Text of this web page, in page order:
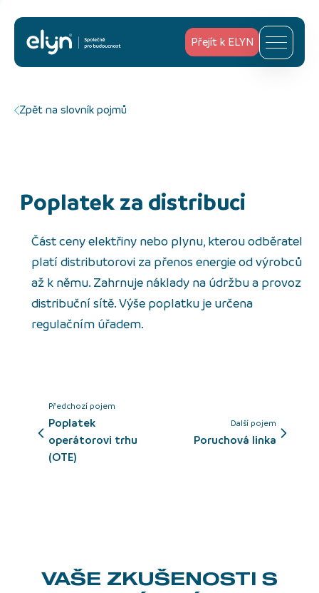
Přejít k ELYN
Zpět na slovník pojmů
poplatek za distribuci
Část ceny elektřiny nebo plynu, kterou odběratel
platí distributorovi za přenos energie od výrobců
až k němu. Zahrnuje náklady na údržbu a provoz
distribuční sítě. Výše poplatku je určena
regulačním úřadem.
Předchozí pojem
poplatek
operátorovi trhu
(OTE)
Další pojem
Poruchová linka
VAŠE ZKUŠENOSTI S